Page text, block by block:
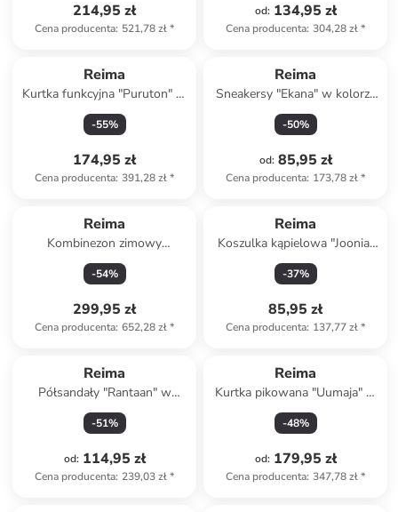
214,95 zł
Cena producenta: 521,78 zł*
od: 134,95 zł
Cena producenta: 304,28 zł*
Reima
Kurtka funkcyjna "Puruton" w
kolorze niebieskim
-55%
174,95 zł
Cena producenta: 391,28 zł*
Reima
Sneakersy "Ekana" w kolorze
różowym
-50%
od: 85,95 zł
Cena producenta: 173,78 zł*
Reima
Kombinezon zimowy
"Gotland" w kolorze
fioletowym
-54%
299,95 zł
Cena producenta: 652,28 zł*
Reima
Koszulka kąpielowa "Joonia"
w kolorze błękitno-
pomarańczowo-zielonym
-37%
85,95 zł
Cena producenta: 137,77 zł*
Reima
Półsandały "Rantaan" w
kolorze pomarańczowym
-51%
od: 114,95 zł
Cena producenta: 239,03 zł*
Reima
Kurtka pikowana "Uumaja" w
kolorze zielonym
-48%
od: 179,95 zł
Cena producenta: 347,78 zł*